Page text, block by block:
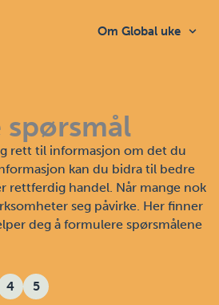
Om Global uke
rett til informasjon om det du
kan du bidra til bedre
rettferdig handel. Når mange nok
seg påvirke. Her finner
deg å formulere spørsmålene
4 5